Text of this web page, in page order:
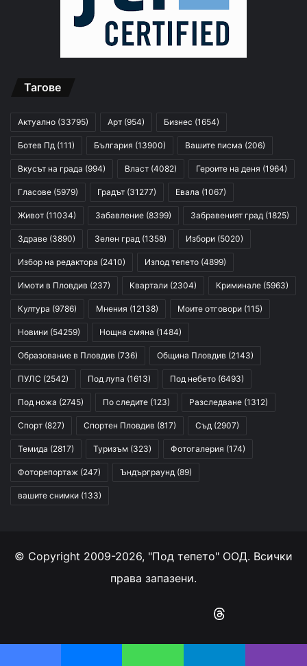
Тагове
Актуално (33795) Арт (954) Бизнес (1654)
Ботев Пд (111) България (13900) Вашите писма (206)
Вкусът на града (994) Власт (4082) Героите на деня (1964)
Гласове (5979) Градът (31277) Евала (1067)
Живот (11034) Забавление (8399) Забравеният град (1825)
Здраве (3890) Зелен град (1358) Избори (5020)
Избор на редактора (2410) Изпод тепето (4899)
Имоти в Пловдив (237) Квартали (2304) Криминале (5963)
Култура (9786) Мнения (12138) Моите отговори (115)
Новини (54259) Нощна смяна (1484)
Образование в Пловдив (736) Община Пловдив (2143)
ПУЛС (2542) Под лупа (1613) Под небето (6493)
Под ножа (2745) По следите (123) Разследване (1312)
Спорт (827) Спортен Пловдив (817) Съд (2907)
Темида (2817) Туризъм (323) Фотогалерия (174)
Фоторепортаж (247) Ъндърграунд (89)
вашите снимки (133)
© Copyright 2009-2026, "Под тепето" ООД. Всички
права запазени.
Instagram
RSS